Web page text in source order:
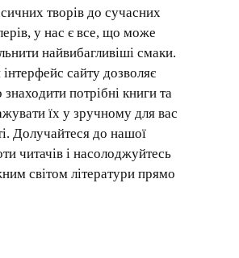
творів до сучасних
у нас є все, що може
найвибагливіші смаки.
сайту дозволяє
потрібні книги та
їх у зручному для вас
Долучайтеся до нашої
читачів і насолоджуйтесь
світом літератури прямо